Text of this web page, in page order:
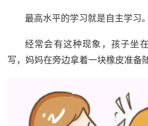
最高水平的学习就是自主学习。
经常会有这种现象，孩子坐
写，妈妈在旁边拿着一块橡皮准备